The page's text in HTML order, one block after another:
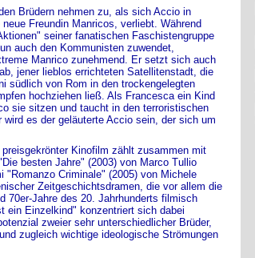
Brüdern nehmen zu, als sich Accio in
Freundin Manricos, verliebt. Während
seiner fanatischen Faschistengruppe
auch den Kommunisten zuwendet,
Manrico zunehmend. Er setzt sich auch
jener lieblos errichteten Satellitenstadt, die
südlich von Rom in den trockengelegten
hochziehen ließ. Als Francesca ein Kind
sie sitzen und taucht in den terroristischen
wird es der geläuterte Accio sein, der sich um
Kinofilm zählt zusammen mit
besten Jahre" (2003) von Marco Tullio
"Romanzo Criminale" (2005) von Michele
Zeitgeschichtsdramen, die vor allem die
70er-Jahre des 20. Jahrhunderts filmisch
ein Einzelkind" konzentriert sich dabei
zweier sehr unterschiedlicher Brüder,
zugleich wichtige ideologische Strömungen